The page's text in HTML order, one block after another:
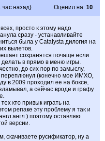
час назад) Оценил на: 10
просто к этому надо
сразу - устанавливайте
была у Catalysta дилогия на
вылетов.
сохранятся почаще если
в прямо в меню игры.
до сих пор по замыслу,
переплюнул (конечно мое ИМХО,
в 2009 проходил ее на боксе,
а сейчас вроде и графу
кто привык играть на
репаке эту проблему я так и
поэтому оставляю
версии.
скачиваете русификатор, ну а